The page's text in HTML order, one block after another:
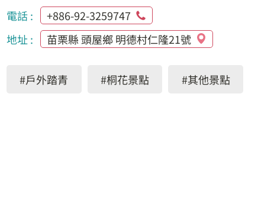
電話 :
+886-92-3259747
地址 :
苗栗縣 頭屋鄉 明德村仁隆21號
#戶外踏青 #桐花景點 #其他景點